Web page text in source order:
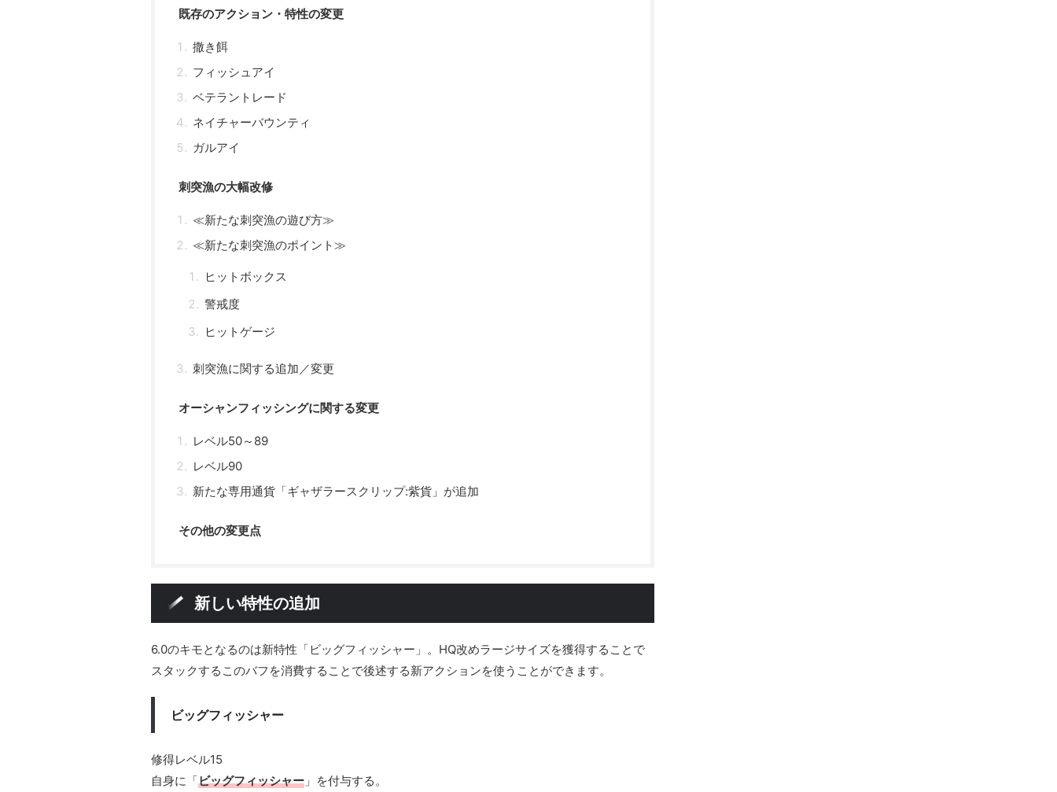
既存のアクション・特性の変更
撒き餌
フィッシュアイ
ベテラントレード
ネイチャーバウンティ
ガルアイ
刺突漁の大幅改修
≪新たな刺突漁の遊び方≫
≪新たな刺突漁のポイント≫
ヒットボックス
警戒度
ヒットゲージ
刺突漁に関する追加／変更
オーシャンフィッシングに関する変更
レベル50～89
レベル90
新たな専用通貨「ギャザラースクリップ:紫貨」が追加
その他の変更点
新しい特性の追加
6.0のキモとなるのは新特性「ビッグフィッシャー」。HQ改めラージサイズを獲得することで
スタックするこのバフを消費することで後述する新アクションを使うことができます。
ビッグフィッシャー
修得レベル15
自身に「ビッグフィッシャー 」を付与する。